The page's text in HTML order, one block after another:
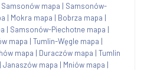
Samsonów mapa | Samsonów-
| Mokra mapa | Bobrza mapa |
| Samsonów-Piechotne mapa |
mapa | Tumlin-Węgle mapa |
mapa | Duraczów mapa | Tumlin
| Janaszów mapa | Mniów mapa |